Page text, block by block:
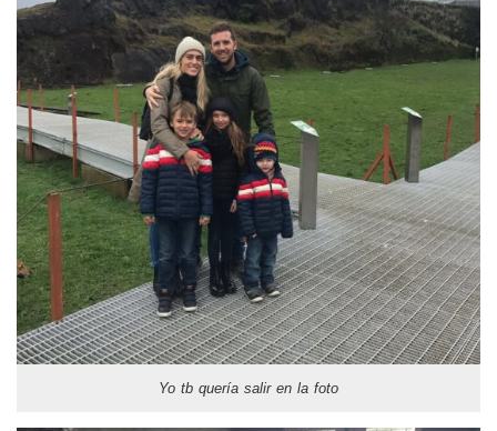
Yo tb quería salir en la foto